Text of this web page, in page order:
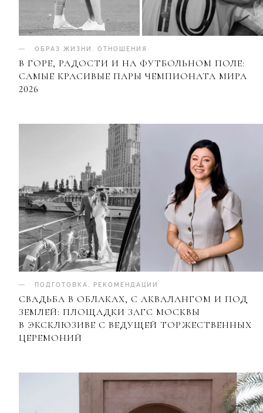
ОБРАЗ ЖИЗНИ ОТНОШЕНИЯ
В ГОРЕ, РАДОСТИ И НА ФУТБОЛЬНОМ ПОЛЕ:
САМЫЕ КРАСИВЫЕ ПАРЫ ЧЕМПИОНАТА МИРА
2026
ПОДГОТОВКА. РЕКОМЕНДАЦИИ
СВАДЬБА В ОБЛАКАХ, С АКВАЛАНГОМ И ПОД
ЗЕМЛЕЙ: ПЛОЩАДКИ ЗАГС МОСКВЫ
В ЭКСКЛЮЗИВЕ С ВЕДУЩЕЙ ТОРЖЕСТВЕННЫХ
ЦЕРЕМОНИЙ